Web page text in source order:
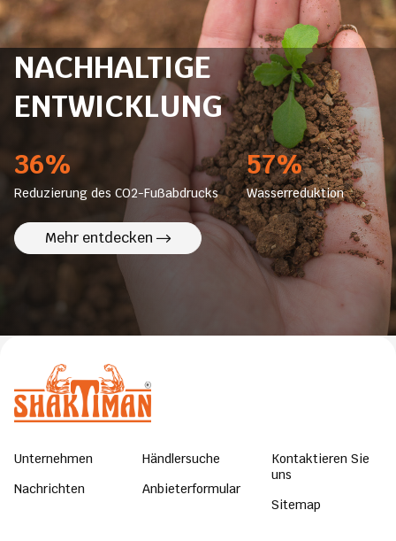
[…]
NACHHALTIGE
ENTWICKLUNG
36%
Reduzierung des CO2-Fußabdrucks
57%
Wasserreduktion
Mehr entdecken
Unternehmen
Nachrichten
Händlersuche
Anbieterformular
Kontaktieren Sie
uns
Sitemap